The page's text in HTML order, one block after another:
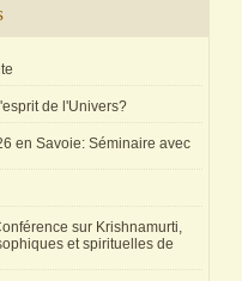
de l'Univers?
en Savoie: Séminaire avec
sur Krishnamurti,
et spirituelles de